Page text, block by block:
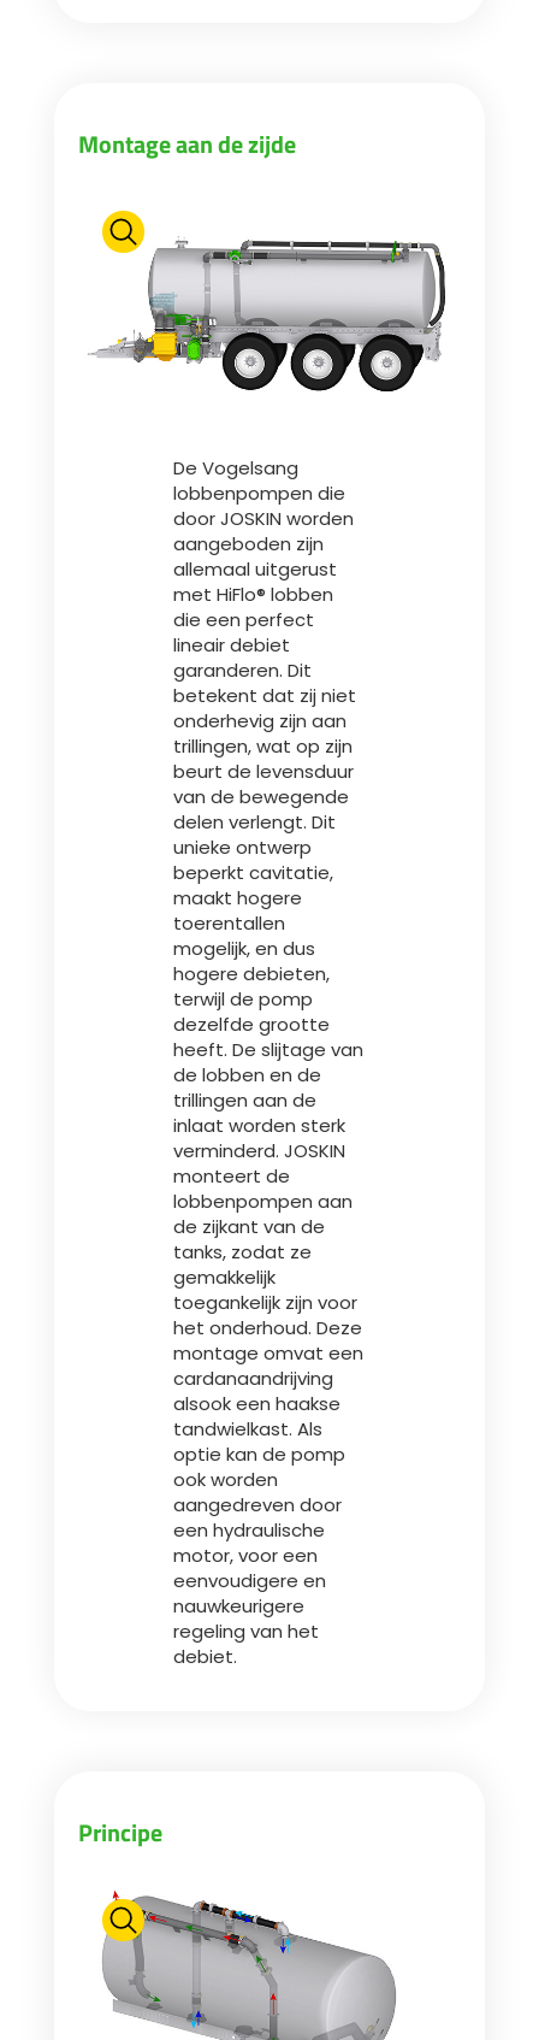
Montage aan de zijde
De Vogelsang
lobbenpompen die
door JOSKIN worden
aangeboden zijn
allemaal uitgerust
met HiFlo® lobben
die een perfect
lineair debiet
garanderen. Dit
betekent dat zij niet
onderhevig zijn aan
trillingen, wat op zijn
beurt de levensduur
van de bewegende
delen verlengt. Dit
unieke ontwerp
beperkt cavitatie,
maakt hogere
toerentallen
mogelijk, en dus
hogere debieten,
terwijl de pomp
dezelfde grootte
heeft. De slijtage van
de lobben en de
trillingen aan de
inlaat worden sterk
verminderd. JOSKIN
monteert de
lobbenpompen aan
de zijkant van de
tanks, zodat ze
gemakkelijk
toegankelijk zijn voor
het onderhoud. Deze
montage omvat een
cardanaandrijving
alsook een haakse
tandwielkast. Als
optie kan de pomp
ook worden
aangedreven door
een hydraulische
motor, voor een
eenvoudigere en
nauwkeurigere
regeling van het
debiet.
Principe